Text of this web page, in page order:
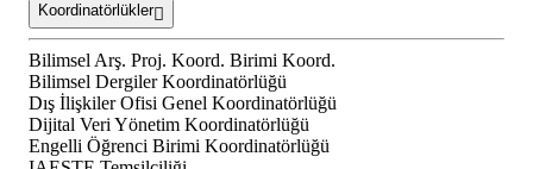
Koordinatörlükler
Bilimsel Arş. Proj. Koord. Birimi Koord.
Bilimsel Dergiler Koordinatörlüğü
Dış İlişkiler Ofisi Genel Koordinatörlüğü
Dijital Veri Yönetim Koordinatörlüğü
Engelli Öğrenci Birimi Koordinatörlüğü